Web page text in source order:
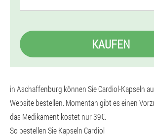
KAUFEN
in Aschaffenburg können Sie Cardiol-Kapseln
Website bestellen. Momentan gibt es einen
das Medikament kostet nur 39€.
So bestellen Sie Kapseln Cardiol